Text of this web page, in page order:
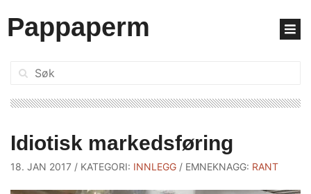
Pappaperm
Søk:
Idiotisk markedsføring
18. JAN 2017 KATEGORI: INNLEGG RANT